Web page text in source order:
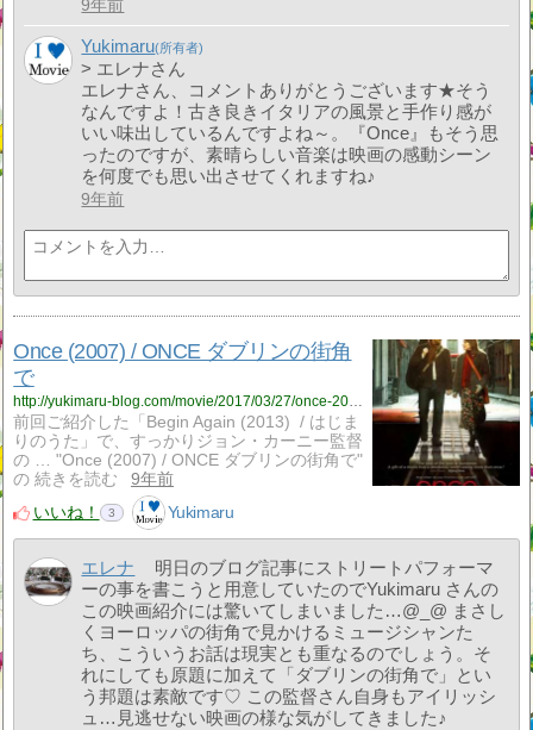
9年前
Yukimaru
> エレナさん
エレナさん、コメントありがとうございます★そう
なんですよ！古き良きイタリアの風景と手作り感が
いい味出しているんですよね～。『Once』もそう思
ったのですが、素晴らしい音楽は映画の感動シーン
を何度でも思い出させてくれますね♪
9年前
Once (2007) / ONCE ダブリンの街角
で
前回ご紹介した「Begin Again (2013) / はじま
りのうた」で、すっかりジョン・カーニー監督
の … "Once (2007) / ONCE ダブリンの街角で"
の 続きを読む
9年前
いいね！
3 Yukimaru
エレナ
明日のブログ記事にストリートパフォーマ
ーの事を書こうと用意していたのでYukimaru さんの
この映画紹介には驚いてしまいました…@_@ まさし
くヨーロッパの街角で見かけるミュージシャンた
ち、こういうお話は現実とも重なるのでしょう。そ
れにしても原題に加えて「ダブリンの街角で」とい
う邦題は素敵です♡ この監督さん自身もアイリッシ
ュ…見逃せない映画の様な気がしてきました♪